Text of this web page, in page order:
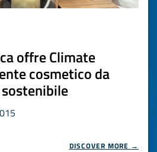
offre Climate
cosmetico da
DISCOVER MORE →